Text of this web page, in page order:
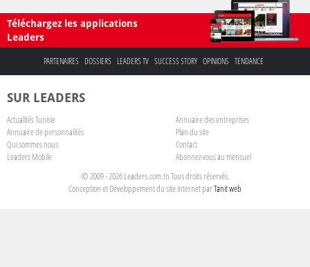
Téléchargez les applications
Leaders
PARTENAIRES DOSSIERS LEADERS TV SUCCESS STORY OPINIONS TENDANCE
SUR LEADERS
Actualités Tunisie
Annuaire des entreprises
Annuaire de personnalités
Plan du site
Qui sommes nous
Contact
Leaders Mobile
Abonnez-vous au mensuel
© 2009 - 2026 Leaders.com.tn Tous droits réservés.
Conception et Développement du site internet parTanit web